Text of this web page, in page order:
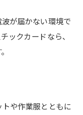
が届かない環境で
ックカードなら、
や作業服とともに